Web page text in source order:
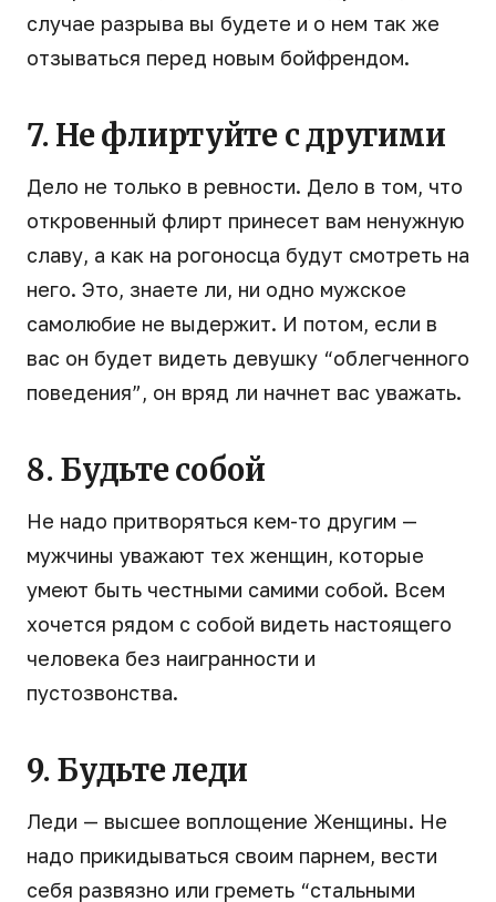
случае разрыва вы будете и о нем так же
отзываться перед новым бойфрендом.
7. Не флиртуйте с другими
Дело не только в ревности. Дело в том, что
откровенный флирт принесет вам ненужную
славу, а как на рогоносца будут смотреть на
него. Это, знаете ли, ни одно мужское
самолюбие не выдержит. И потом, если в
вас он будет видеть девушку “облегченного
поведения”, он вряд ли начнет вас уважать.
8. Будьте собой
Не надо притворяться кем-то другим —
мужчины уважают тех женщин, которые
умеют быть честными самими собой. Всем
хочется рядом с собой видеть настоящего
человека без наигранности и
пустозвонства.
9. Будьте леди
Леди — высшее воплощение Женщины. Не
надо прикидываться своим парнем, вести
себя развязно или греметь “стальными